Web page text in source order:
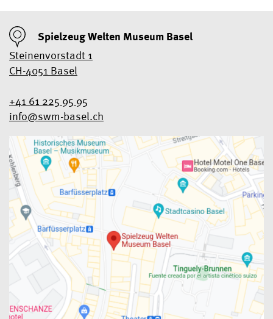
Spielzeug Welten Museum Basel
Steinenvorstadt 1
CH-4051 Basel
+41 61 225 95 95
info@swm-basel.ch